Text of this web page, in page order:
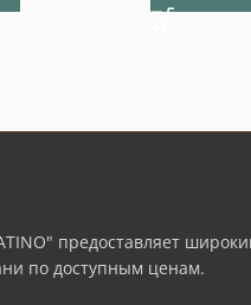
предоставляет
по доступным ценам.